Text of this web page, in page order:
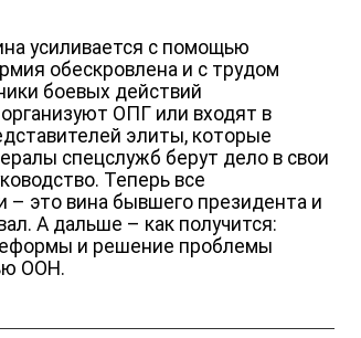
усиливается с помощью
обескровлена и с трудом
боевых действий
ОПГ или входят в
элиты, которые
спецслужб берут дело в свои
Теперь все
– это вина бывшего президента и
А дальше – как получится:
и решение проблемы
ООН.